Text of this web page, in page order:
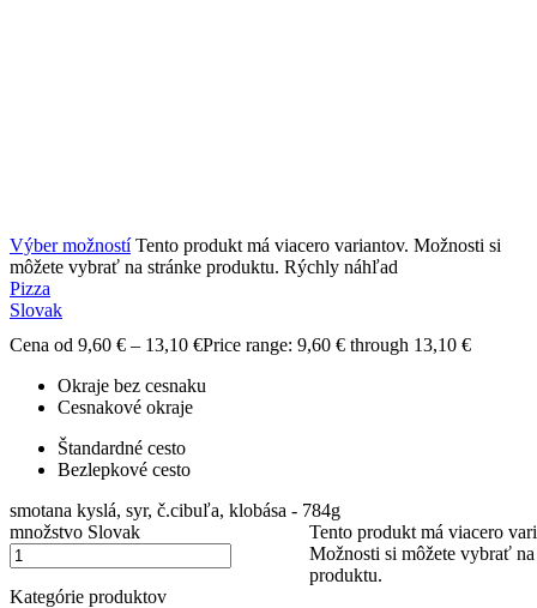
Výber možností Tento produkt má viacero variantov. Možnosti si
môžete vybrať na stránke produktu. Rýchly náhľad
Pizza
Slovak
Cena od 9,60 € – 13,10 €Price range: 9,60 € through 13,10 €
Okraje bez cesnaku
Cesnakové okraje
Štandardné cesto
Bezlepkové cesto
smotana kyslá, syr, č.cibuľa, klobása - 784g
množstvo Slovak
Tento produkt má viacero
Možnosti si môžete vybrať na
produktu.
Kategórie produktov